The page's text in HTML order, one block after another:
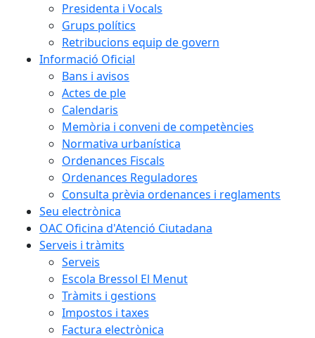
Presidenta i Vocals
Grups polítics
Retribucions equip de govern
Informació Oficial
Bans i avisos
Actes de ple
Calendaris
Memòria i conveni de competències
Normativa urbanística
Ordenances Fiscals
Ordenances Reguladores
Consulta prèvia ordenances i reglaments
Seu electrònica
OAC Oficina d'Atenció Ciutadana
Serveis i tràmits
Serveis
Escola Bressol El Menut
Tràmits i gestions
Impostos i taxes
Factura electrònica